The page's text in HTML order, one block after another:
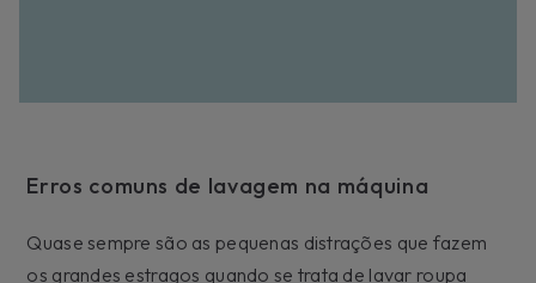
Erros comuns de lavagem na máquina
Quase sempre são as pequenas distrações que fazem
os grandes estragos quando se trata de lavar roupa